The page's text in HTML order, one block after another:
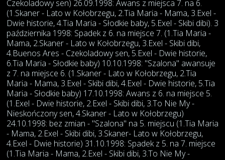
Czekoladowy sen) 26.09.1998: Awans z miejsca 7. na 6.
(1.Skaner - Lato w Kołobrzegu, 2.Tia Maria - Mama, 3.Exel -
Dwie historie, 4.Tia Maria - Słodkie baby, 5.Exel - Skibi dibi). 3
października 1998: Spadek z 6. na miejsce 7. (1.Tia Maria -
Mama, 2.Skaner - Lato w Kołobrzegu, 3.Exel - Skibi dibi,
4.Buenos Ares - Czekoladowy sen, 5.Exel - Dwie historie,
6.Tia Maria - Słodkie baby) 10.10.1998: "Szalona" awansuje
z 7. na miejsce 6. (1.Skaner - Lato w Kołobrzegu, 2.Tia
Maria - Mama, 3.Exel - Skibi dibi, 4.Exel - Dwie historie, 5.Tia
Maria - Słodkie baby) 17.10.1998: Awans z 6. na miejsce 5.
(1.Exel - Dwie historie, 2.Exel - Skibi dibi, 3.To Nie My -
Nieskończony sen, 4.Skaner - Lato w Kołobrzegu)
24.10.1998: bez zmian - "Szalona" na 5. miejscu (1.Tia Maria
- Mama, 2.Exel - Skibi dibi, 3.Skaner- Lato w Kołobrzegu,
4.Exel - Dwie historie) 31.10.1998: Spadek z 5. na 7. miejsce
(1.Tia Maria - Mama, 2.Exel - Skibi dibi, 3.To Nie My -